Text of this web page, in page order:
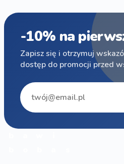
-10% na
Zapisz się i otrzymuj
dostęp do promocji przed